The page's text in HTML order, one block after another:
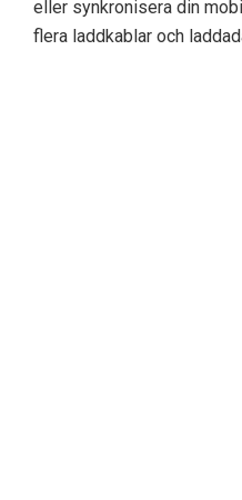
eller synkronisera din
flera laddkablar och